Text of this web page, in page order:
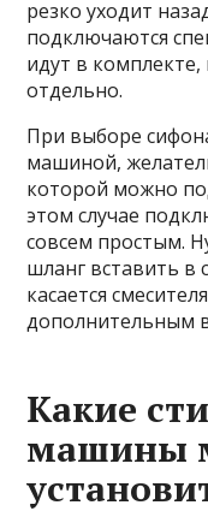
резко уходит
подключаются
идут в комплекте,
отдельно.
При выборе
машиной,
которой можно
этом случае
совсем простым.
шланг вставить
касается
дополнительным
Какие
машины